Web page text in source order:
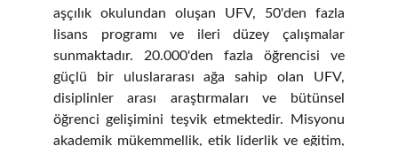
aşçılık okulundan oluşan UFV, 50'den fazla
lisans programı ve ileri düzey çalışmalar
sunmaktadır. 20.000'den fazla öğrencisi ve
güçlü bir uluslararası ağa sahip olan UFV,
disiplinler arası araştırmaları ve bütünsel
öğrenci gelişimini teşvik etmektedir. Misyonu
akademik mükemmellik, etik liderlik ve eğitim,